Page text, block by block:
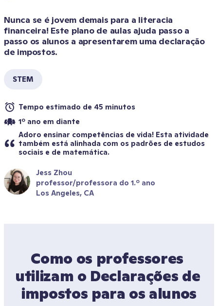
Nunca se é jovem demais para a literacia
financeira! Este plano de aulas ajuda passo a
passo os alunos a apresentarem uma declaração
de impostos.
STEM
Tempo estimado de 45 minutos
1º ano em diante
Adoro ensinar competências de vida! Esta atividade
também está alinhada com os padrões de estudos
sociais e de matemática.
Jess Zhou
professor/professora do 1.º ano
Los Angeles, CA
Como os professores
utilizam o Declarações de
impostos para os alunos